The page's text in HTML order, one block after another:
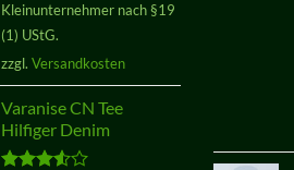
Kleinunternehmer nach §19
(1) UStG.
zzgl. Versandkosten
Varanise CN Tee
Hilfiger Denim